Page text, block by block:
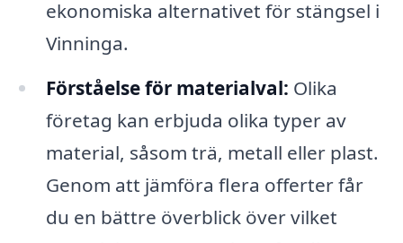
ekonomiska alternativet för stängsel i
Vinninga.
Förståelse för materialval: Olika
företag kan erbjuda olika typer av
material, såsom trä, metall eller plast.
Genom att jämföra flera offerter får
du en bättre överblick över vilket